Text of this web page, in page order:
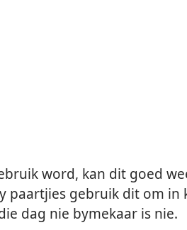
word, kan dit goed
paartjies gebruik dit om in
dag nie bymekaar is nie.